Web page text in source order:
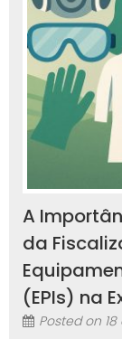
A
da
(EPIs) na
Posted on